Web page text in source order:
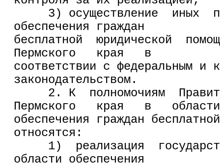
3) осуществление  иных
обеспечения граждан
бесплатной  юридической
Пермского   края   в
соответствии с федеральным и
законодательством.
2. К  полномочиям
Пермского   края   в   области
обеспечения граждан
относятся:
1)  реализация
области обеспечения